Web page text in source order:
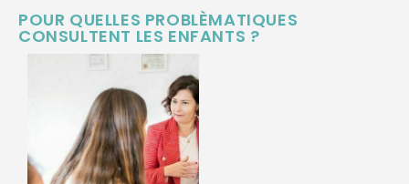
POUR QUELLES PROBLÈMATIQUES
CONSULTENT LES ENFANTS ?